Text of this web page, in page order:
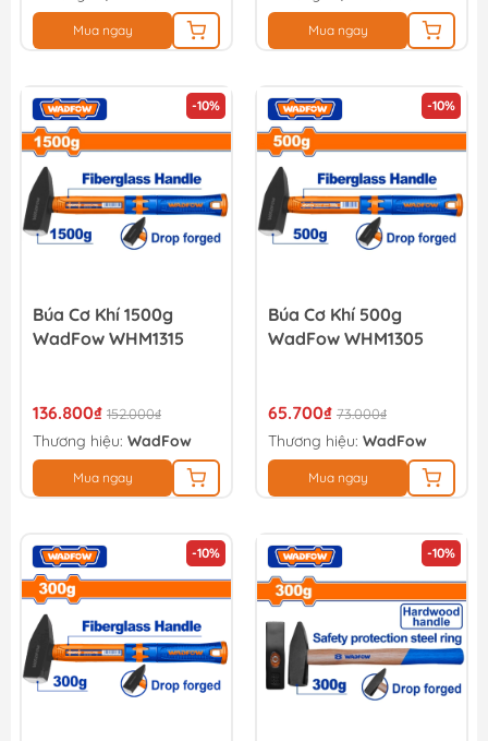
Mua ngay Mua ngay
-10%
Búa Cơ Khí 1500g
WadFow WHM1315
136.800₫ 152.000₫
Thương hiệu: WadFow
Mua ngay
-10%
Búa Cơ Khí 500g
WadFow WHM1305
65.700₫ 73.000₫
Thương hiệu: WadFow
Mua ngay
-10% -10%